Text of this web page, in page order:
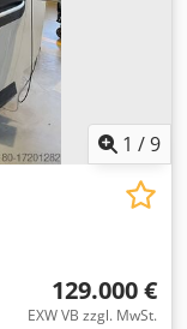
1 /9
129.000 €
EXW VB zzgl. MwSt.